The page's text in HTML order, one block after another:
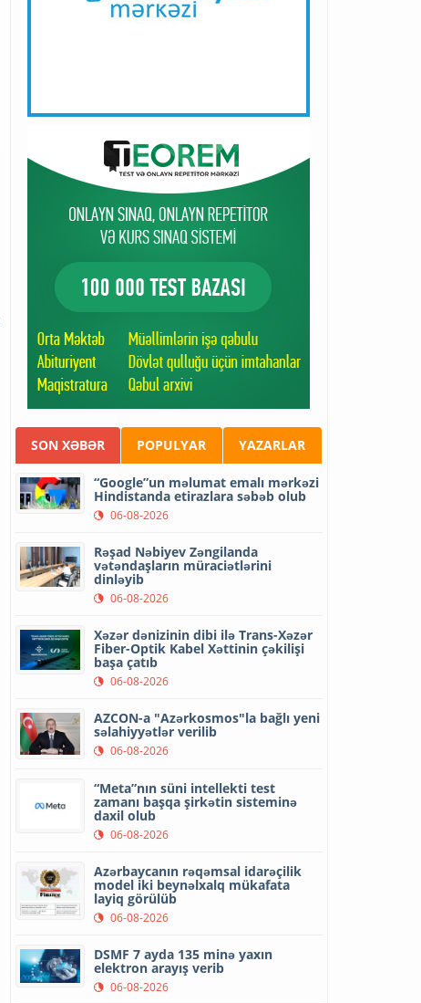
SON XƏBƏR POPULYAR YAZARLAR
“Google”un məlumat emalı mərkəzi
Hindistanda etirazlara səbəb olub
06-08-2026
Rəşad Nəbiyev Zəngilanda
vətəndaşların müraciətlərini
dinləyib
06-08-2026
Xəzər dənizinin dibi ilə Trans-Xəzər
Fiber-Optik Kabel Xəttinin çəkilişi
başa çatıb
06-08-2026
AZCON-a "Azərkosmos"la bağlı yeni
səlahiyyətlər verilib
06-08-2026
“Meta”nın süni intellekti test
zamanı başqa şirkətin sisteminə
daxil olub
06-08-2026
Azərbaycanın rəqəmsal idarəçilik
model iki beynəlxalq mükafata
layiq görülüb
06-08-2026
DSMF 7 ayda 135 minə yaxın
elektron arayış verib
06-08-2026